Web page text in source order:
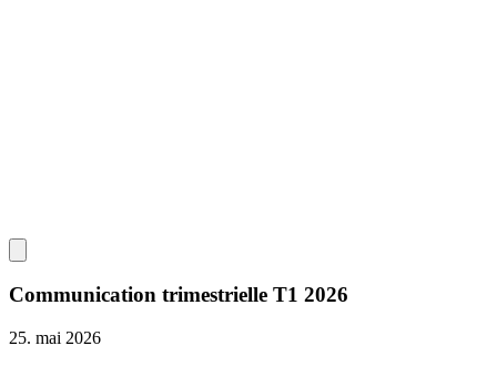
Communication trimestrielle T1 2026
25. mai 2026